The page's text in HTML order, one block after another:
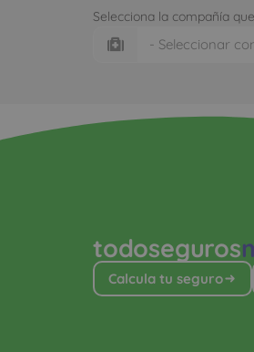
Selecciona la compañía
todoseguros
Calcula tu seguro